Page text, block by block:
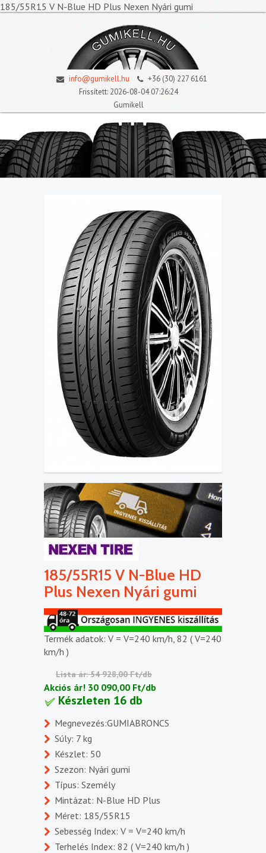
185/55R15 V N-Blue HD Plus Nexen Nyári gumi
info@gumikell.hu
+36 (30) 227 6161
Frissített: 2026-08-04 07:26:24
Gumikell
185/55R15 V N-Blue HD
Plus Nexen Nyári gumi
Termék adatok: V = V=240 km/h, 82 ( V=240
km/h )
Lista ár: 54 928,00 Ft/db
Akciós ár! 30 090,00 Ft/db
Készleten 16 db
Megnevezés:GUMIABRONCS
Súly: 7 kg
Készlet: 50
Szezon: Nyári gumi
Típus: Személy
Mintázat: N-Blue HD Plus
Méret: 185/55R15
Sebesség Index: V = V=240 km/h
Terhelés Index: 82 ( V=240 km/h )